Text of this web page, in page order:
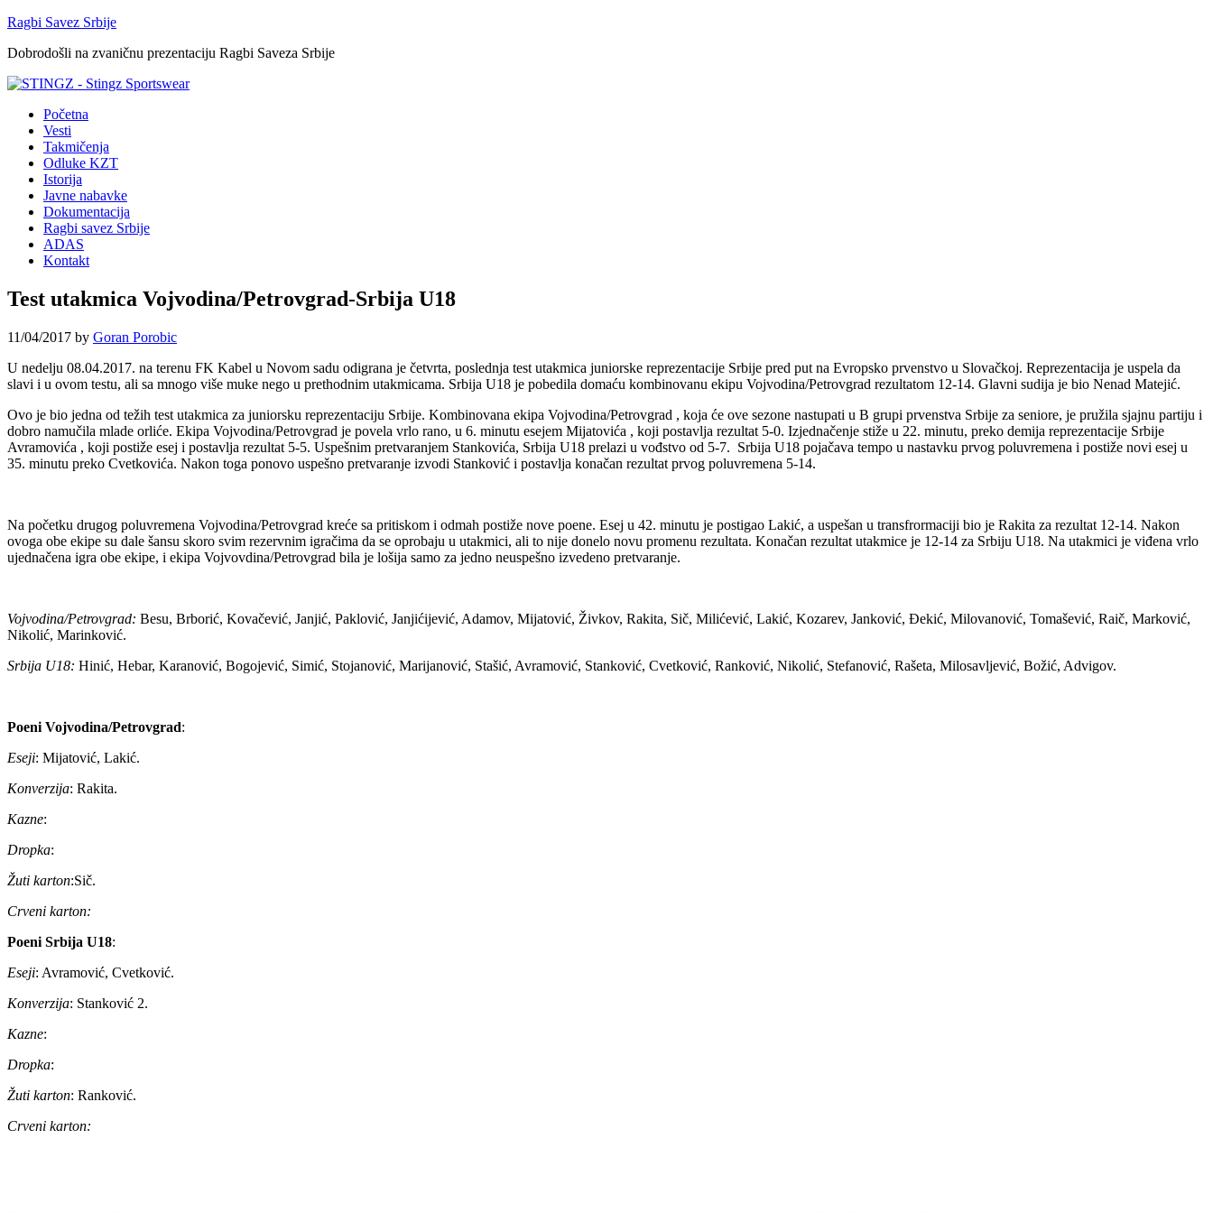
Ragbi Savez Srbije
Dobrodošli na zvaničnu prezentaciju Ragbi Saveza Srbije
Početna
Vesti
Takmičenja
Odluke KZT
Istorija
Javne nabavke
Dokumentacija
Ragbi savez Srbije
ADAS
Kontakt
Test utakmica Vojvodina/Petrovgrad-Srbija U18
11/04/2017 by Goran Porobic
U nedelju 08.04.2017. na terenu FK Kabel u Novom sadu odigrana je četvrta, poslednja test utakmica juniorske reprezentacije Srbije pred put na Evropsko prvenstvo u Slovačkoj. Reprezentacija je uspela da
slavi i u ovom testu, ali sa mnogo više muke nego u prethodnim utakmicama. Srbija U18 je pobedila domaću kombinovanu ekipu Vojvodina/Petrovgrad rezultatom 12-14. Glavni sudija je bio Nenad Matejić.
Ovo je bio jedna od težih test utakmica za juniorsku reprezentaciju Srbije. Kombinovana ekipa Vojvodina/Petrovgrad , koja će ove sezone nastupati u B grupi prvenstva Srbije za seniore, je pružila sjajnu partiju i
dobro namučila mlade orliće. Ekipa Vojvodina/Petrovgrad je povela vrlo rano, u 6. minutu esejem Mijatovića , koji postavlja rezultat 5-0. Izjednačenje stiže u 22. minutu, preko demija reprezentacije Srbije
Avramovića , koji postiže esej i postavlja rezultat 5-5. Uspešnim pretvaranjem Stankovića, Srbija U18 prelazi u vođstvo od 5-7. Srbija U18 pojačava tempo u nastavku prvog poluvremena i postiže novi esej u
35. minutu preko Cvetkovića. Nakon toga ponovo uspešno pretvaranje izvodi Stanković i postavlja konačan rezultat prvog poluvremena 5-14.
Na početku drugog poluvremena Vojvodina/Petrovgrad kreće sa pritiskom i odmah postiže nove poene. Esej u 42. minutu je postigao Lakić, a uspešan u transfrormaciji bio je Rakita za rezultat 12-14. Nakon
ovoga obe ekipe su dale šansu skoro svim rezervnim igračima da se oprobaju u utakmici, ali to nije donelo novu promenu rezultata. Konačan rezultat utakmice je 12-14 za Srbiju U18. Na utakmici je viđena vrlo
ujednačena igra obe ekipe, i ekipa Vojvovdina/Petrovgrad bila je lošija samo za jedno neuspešno izvedeno pretvaranje.
Vojvodina/Petrovgrad: Besu, Brborić, Kovačević, Janjić, Paklović, Janjićijević, Adamov, Mijatović, Živkov, Rakita, Sič, Milićević, Lakić, Kozarev, Janković, Đekić, Milovanović, Tomašević, Raič, Marković,
Nikolić, Marinković.
Srbija U18: Hinić, Hebar, Karanović, Bogojević, Simić, Stojanović, Marijanović, Stašić, Avramović, Stanković, Cvetković, Ranković, Nikolić, Stefanović, Rašeta, Milosavljević, Božić, Advigov.
Poeni Vojvodina/Petrovgrad:
Eseji: Mijatović, Lakić.
Konverzija: Rakita.
Kazne:
Dropka:
Žuti karton:Sič.
Crveni karton:
Poeni Srbija U18:
Eseji: Avramović, Cvetković.
Konverzija: Stanković 2.
Kazne:
Dropka:
Žuti karton: Ranković.
Crveni karton: